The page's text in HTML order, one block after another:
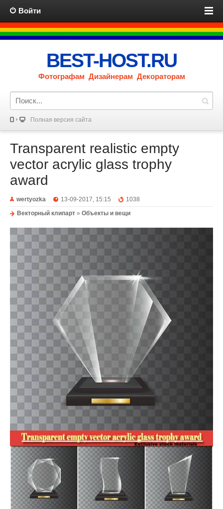
Войти
BEST-HOST.RU
Фотографам Дизайнерам Декораторам
Полная версия сайта
Transparent realistic empty
vector acrylic glass trophy
award
wertyozka 13-09-2017, 15:15
1038
Векторный клипарт » Объекты и вещи